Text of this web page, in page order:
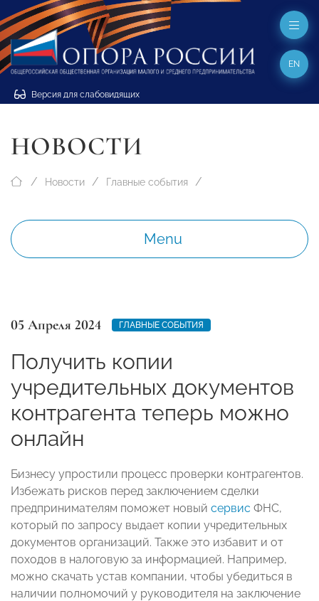
Версия для слабовидящих
EN
НОВОСТИ
Новости Главные события
Menu
05 Апреля 2024 ГЛАВНЫЕ СОБЫТИЯ
Получить копии
учредительных документов
контрагента теперь можно
онлайн
Бизнесу упростили процесс проверки контрагентов.
Избежать рисков перед заключением сделки
предпринимателям поможет новый сервис ФНС,
который по запросу выдает копии учредительных
документов организаций. Также это избавит и от
походов в налоговую за информацией. Например,
можно скачать устав компании, чтобы убедиться в
наличии полномочий у руководителя на заключение